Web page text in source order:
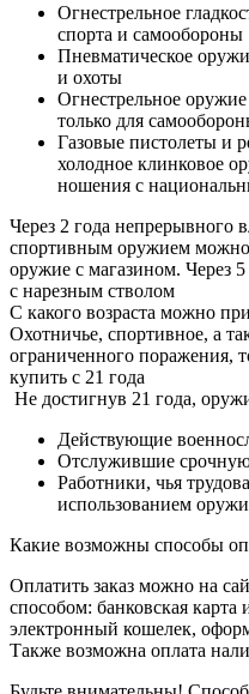
Огнестрельное
спорта и самообороны
Пневматическое
и охоты
Огнестрельное
только для
Газовые пистолеты и
холодное клинковое
ношения с
Через 2 года непрерывного
спортивным оружием можно
оружие с магазином. Через
с нарезным стволом
С какого возраста можно
Охотничье, спортивное, а
ограниченного поражения,
купить с 21 года
Не достигнув 21 года,
Действующие
Отслужившие
Работники, чья
использованием
Какие возможны способы
Оплатить заказ можно на
способом: банковская карта
электронный кошелек,
Также возможна оплата